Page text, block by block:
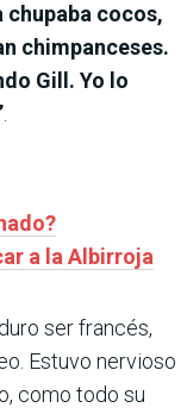
chupaba cocos,
chimpanceses.
Gill. Yo lo
a la Albirroja
ser francés,
Estuvo nervioso
como todo su